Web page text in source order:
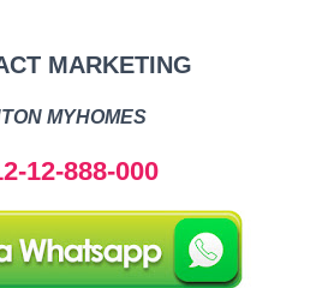
MARKETING
MYHOMES
12-888-000